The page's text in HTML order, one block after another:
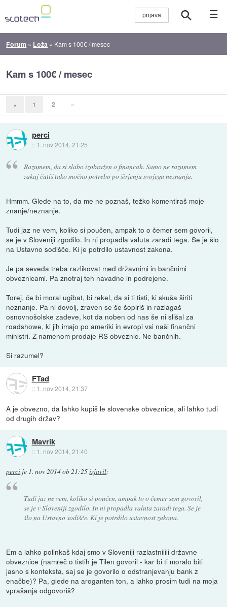
☰
Forum » Loža » Kam s 100€ / mesec
Kam s 100€ / mesec
« 1 2 »
perci
:: 1. nov 2014, 21:25
Razumem, da si slabo izobražen o financah. Samo ne razumem
zakaj čutiš tako močno potrebo po širjenju svojega neznanja.
Hmmm. Glede na to, da me ne poznaš, težko komentiraš moje
znanje/neznanje.
Tudi jaz ne vem, koliko si poučen, ampak to o čemer sem govoril,
se je v Sloveniji zgodilo. In ni propadla valuta zaradi tega. Se je šlo
na Ustavno sodišče. Ki je potrdilo ustavnost zakona.
Je pa seveda treba razlikovat med državnimi in bančnimi
obveznicami. Pa znotraj teh navadne in podrejene.
Torej, če bi moral ugibat, bi rekel, da si ti tisti, ki skuša širiti
neznanje. Pa ni dovolj, zraven se še šopiriš in razlagaš
osnovnošolske zadeve, kot da noben od nas še ni slišal za
roadshowe, ki jih imajo po ameriki in evropi vsi naši finančni
ministri. Z namenom prodaje RS obveznic. Ne bančnih.
Si razumel?
FTad
:: 1. nov 2014, 21:37
A je obvezno, da lahko kupiš le slovenske obveznice, ali lahko tudi
od drugih držav?
Mavrik
:: 1. nov 2014, 21:40
perci je 1. nov 2014 ob 21:25izjavil:
Tudi jaz ne vem, koliko si poučen, ampak to o čemer sem govoril,
se je v Sloveniji zgodilo. In ni propadla valuta zaradi tega. Se je
šlo na Ustavno sodišče. Ki je potrdilo ustavnost zakona.
Em a lahko polinkaš kdaj smo v Sloveniji razlastnilili državne
obveznice (namreč o tistih je Tilen govoril - kar bi ti moralo biti
jasno s konteksta, saj se je govorilo o odstranjevanju bank z
enačbe)? Pa, glede na aroganten ton, a lahko prosim tudi na moja
vprašanja odgovoriš?